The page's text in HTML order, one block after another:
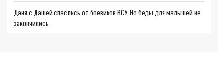
Даня с Дашей спаслись от боевиков ВСУ. Но беды для малышей не
закончились